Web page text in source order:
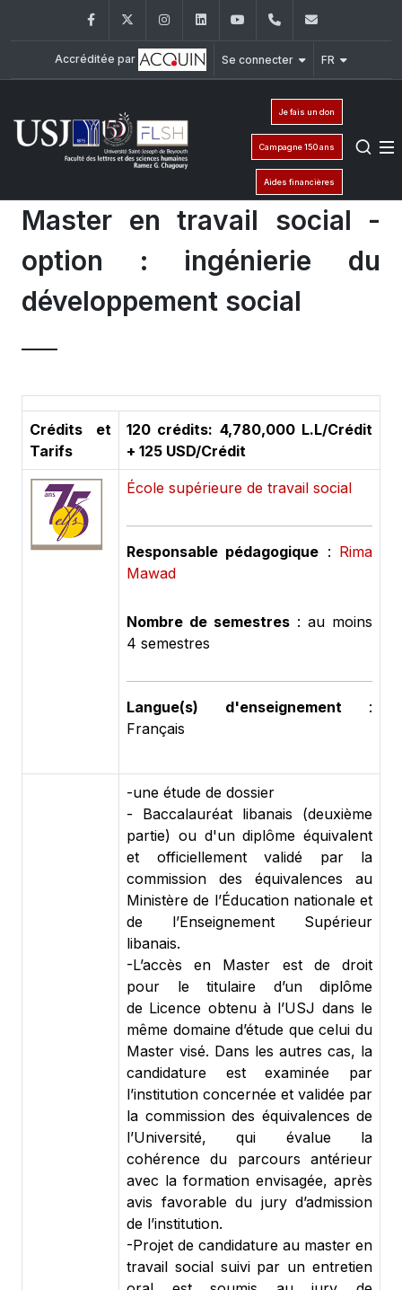
FacebookTwitter InstagramLinkedInYouTube+961 (1) 421 000
Accréditée par Se connecter FR
Je fais un don
Campagne 150 ans
Aides financières
Master en travail social -
option : ingénierie du
développement social
Crédits et
Tarifs
120 crédits: 4,780,000 L.L/Crédit
+ 125 USD/Crédit
École supérieure de travail social
Responsable pédagogique : Rima
Mawad
Nombre de semestres : au moins
4 semestres
Langue(s) d'enseignement:
Français
-une étude de dossier
- Baccalauréat libanais (deuxième
partie) ou d'un diplôme équivalent
et officiellement validé par la
commission des équivalences au
Ministère de l’Éducation nationale et
de l’Enseignement Supérieur
libanais.
-L’accès en Master est de droit
pour le titulaire d’un diplôme
de Licence obtenu à l’USJ dans le
même domaine d’étude que celui du
Master visé. Dans les autres cas, la
candidature est examinée par
l’institution concernée et validée par
la commission des équivalences de
l’Université, qui évalue la
cohérence du parcours antérieur
avec la formation envisagée, après
avis favorable du jury d’admission
de l’institution.
-Projet de candidature au master en
travail social suivi par un entretien